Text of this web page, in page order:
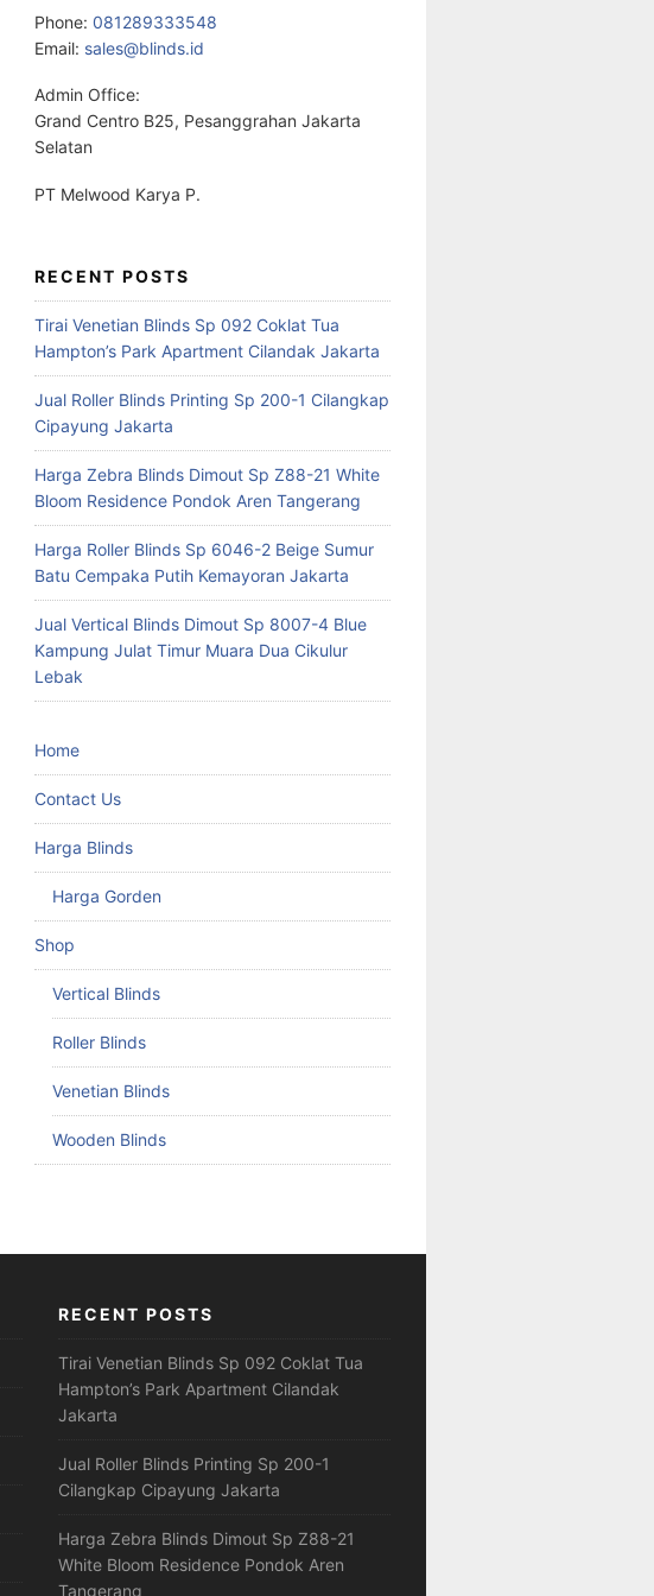
Phone: 081289333548
Email: sales@blinds.id
Admin Office:
Grand Centro B25, Pesanggrahan Jakarta
Selatan
PT Melwood Karya P.
RECENT POSTS
Tirai Venetian Blinds Sp 092 Coklat Tua
Hampton’s Park Apartment Cilandak Jakarta
Jual Roller Blinds Printing Sp 200-1 Cilangkap
Cipayung Jakarta
Harga Zebra Blinds Dimout Sp Z88-21 White
Bloom Residence Pondok Aren Tangerang
Harga Roller Blinds Sp 6046-2 Beige Sumur
Batu Cempaka Putih Kemayoran Jakarta
Jual Vertical Blinds Dimout Sp 8007-4 Blue
Kampung Julat Timur Muara Dua Cikulur
Lebak
Home
Contact Us
Harga Blinds
Harga Gorden
Shop
Vertical Blinds
Roller Blinds
Venetian Blinds
Wooden Blinds
RECENT POSTS
Tirai Venetian Blinds Sp 092 Coklat Tua
Hampton’s Park Apartment Cilandak
Jakarta
Jual Roller Blinds Printing Sp 200-1
Cilangkap Cipayung Jakarta
Harga Zebra Blinds Dimout Sp Z88-21
White Bloom Residence Pondok Aren
Tangerang